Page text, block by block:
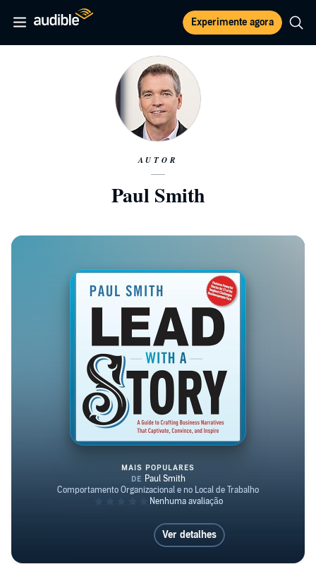
Experimente agora
AUTOR
Paul Smith
Lead with a Story
MAIS POPULARES
Ver detalhes